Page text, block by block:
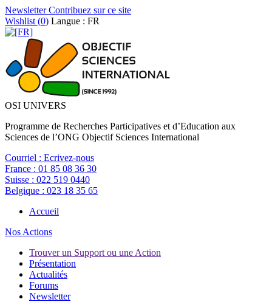
NewsletterContribuez sur ce site
Wishlist (0) Langue : FR
OSI UNIVERS
Programme de Recherches Participatives et d’Education aux
Sciences de l’ONG Objectif Sciences International
Courriel : Ecrivez-nous
France : 01 85 08 36 30
Suisse : 022 519 0440
Belgique : 023 18 35 65
Accueil
Nos Actions
Trouver un Support ou une Action
Présentation
Actualités
Forums
Newsletter